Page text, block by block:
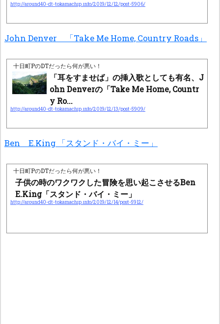
http://around40-dt-tokamachip.info/2019/12/12/post-5906/
John Denver 「Take Me Home, Country Roads」
十日町PのDTだったら何が悪い！
「耳をすませば」の挿入歌としても有名、J
ohn Denverの「Take Me Home, Countr
y Ro...
http://around40-dt-tokamachip.info/2019/12/13/post-5909/
Ben E.King 「スタンド・バイ・ミー」
十日町PのDTだったら何が悪い！
子供の時のワクワクした冒険を思い起こさせるBen
E.King「スタンド・バイ・ミー」
http://around40-dt-tokamachip.info/2019/12/14/post-5912/